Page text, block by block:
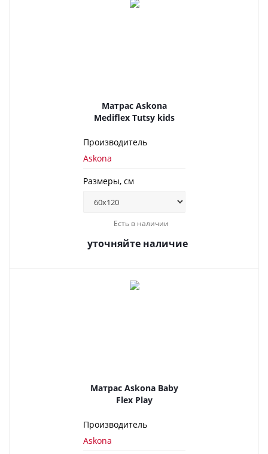
Матрас Askona
Mediflex Tutsy kids
Производитель
Askona
Размеры, см
Есть в наличии
уточняйте наличие
Матрас Askona Baby
Flex Play
Производитель
Askona